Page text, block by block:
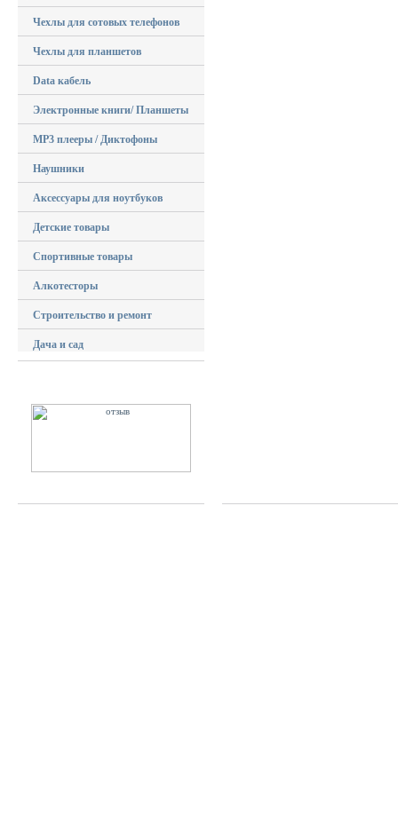
Чехлы для сотовых телефонов
Чехлы для планшетов
Data кабель
Электронные книги/ Планшеты
MP3 плееры / Диктофоны
Наушники
Аксессуары для ноутбуков
Детские товары
Спортивные товары
Алкотесторы
Строительство и ремонт
Дача и сад